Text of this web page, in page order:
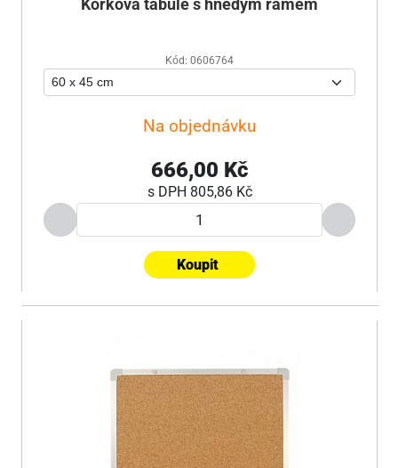
Korková tabule s hnědým rámem
Kód: 0606764
Na objednávku
666,00 Kč
s DPH 805,86 Kč
Koupit